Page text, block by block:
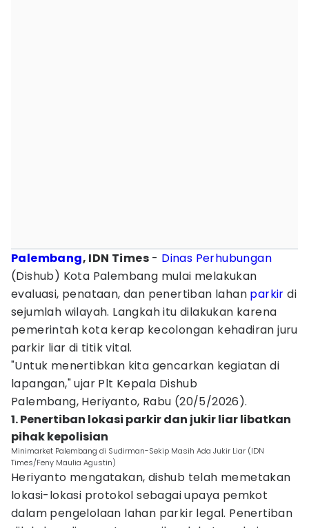
Palembang, IDN Times - Dinas Perhubungan
(Dishub) Kota Palembang mulai melakukan
evaluasi, penataan, dan penertiban lahan parkir di
sejumlah wilayah. Langkah itu dilakukan karena
pemerintah kota kerap kecolongan kehadiran juru
parkir liar di titik vital.
"Untuk menertibkan kita gencarkan kegiatan di
lapangan," ujar Plt Kepala Dishub
Palembang, Heriyanto, Rabu (20/5/2026).
1. Penertiban lokasi parkir dan jukir liar libatkan
pihak kepolisian
Minimarket Palembang di Sudirman-Sekip Masih Ada Jukir Liar (IDN
Times/Feny Maulia Agustin)
Heriyanto mengatakan, dishub telah memetakan
lokasi-lokasi protokol sebagai upaya pemkot
dalam pengelolaan lahan parkir legal. Penertiban